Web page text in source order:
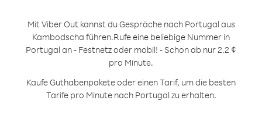
Mit Viber Out kannst du Gespräche nach Portugal aus
Kambodscha führen.Rufe eine beliebige Nummer in
Portugal an - Festnetz oder mobil! - Schon ab nur 2.2 ¢
pro Minute.
Kaufe Guthabenpakete oder einen Tarif, um die besten
Tarife pro Minute nach Portugal zu erhalten.